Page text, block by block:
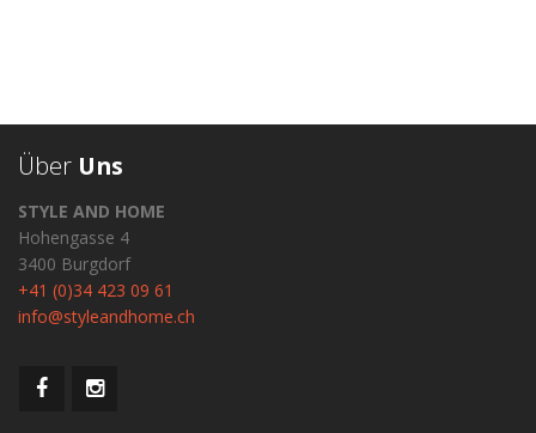
Über Uns
STYLE AND HOME
Hohengasse 4
3400 Burgdorf
+41 (0)34 423 09 61
info@styleandhome.ch